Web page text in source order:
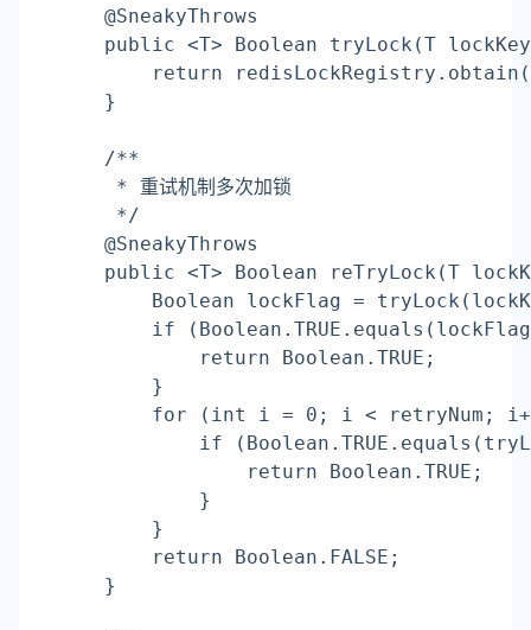
@SneakyThrows
public <T> Boolean tryLock(T
return
}
/**
* 重试机制多次加锁
*/
@SneakyThrows
public <T> Boolean reTryLock(T
Boolean lockFlag =
if
return Boolean.TRUE;
}
for (int i = 0; i < retryNum;
if
return Boolean.TRUE;
}
}
return Boolean.FALSE;
}